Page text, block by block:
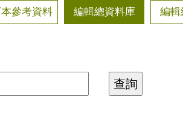
參考資料 編輯總資料庫 編輯